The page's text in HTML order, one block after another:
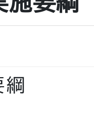
綱